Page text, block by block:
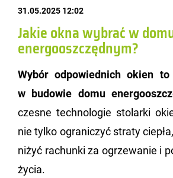
31.05.2025 12:02
Jakie okna wybrać w
energooszczędnym?
Wybór od­po­wied­nich okien
w bu­do­wie domu
cze­sne tech­no­lo­gie sto­lar­ki
nie tylko ogra­ni­czyć stra­ty
ni­żyć ra­chun­ki za ogrze­wa­nie i
życia.